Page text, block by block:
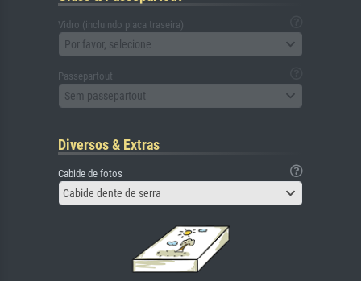
Vidro (incluindo placa traseira)
Por favor, selecione
Passepartout
Sem passepartout
Diversos & Extras
Cabide de fotos
Cabide dente de serra